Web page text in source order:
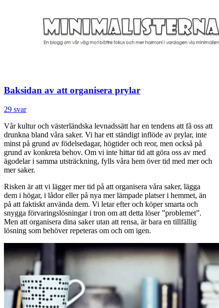
Baksidan av att organisera prylar
29 svar
Vår kultur och västerländska levnadssätt har en tendens att få oss att
drunkna bland våra saker. Vi har ett ständigt inflöde av prylar, inte
minst på grund av födelsedagar, högtider och reor, men också på
grund av konkreta behov. Om vi inte hittar tid att göra oss av med
ägodelar i samma utsträckning, fylls våra hem över tid med mer och
mer saker.
Risken är att vi lägger mer tid på att organisera våra saker, lägga
dem i högar, i lådor eller på nya mer lämpade platser i hemmet, än
på att faktiskt använda dem. Vi letar efter och köper smarta och
snygga förvaringslösningar i tron om att detta löser ”problemet”.
Men att organisera dina saker utan att rensa, är bara en tillfällig
lösning som behöver repeteras om och om igen.